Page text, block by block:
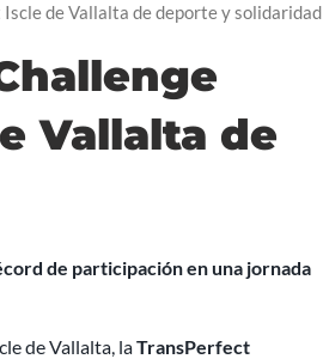
de Vallalta de deporte y solidaridad
Vallalta de
de participación en una jornada
de Vallalta, laTransPerfect